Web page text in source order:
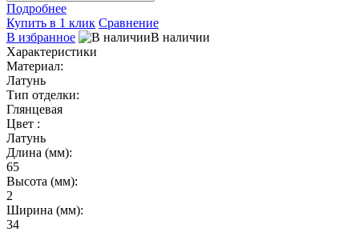
Подробнее
Купить в 1 клик Сравнение
В избранное
В наличии
Характеристики
Материал:
Латунь
Тип отделки:
Глянцевая
Цвет :
Латунь
Длина (мм):
65
Высота (мм):
2
Ширина (мм):
34